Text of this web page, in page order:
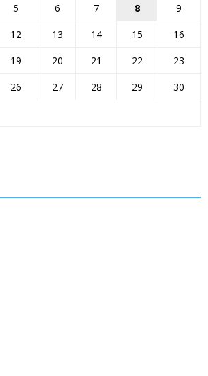
5 6 7 8
9
12 13 14 15
16
19 20 21 22
23
26 27 28 29
30